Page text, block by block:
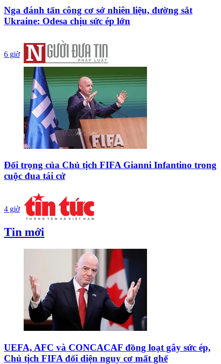
Nga đánh tấn công cơ sở nhiên liệu, đường sắt
Ukraine: Odesa chịu sức ép lớn
6 giờ
Đối trọng của Chủ tịch FIFA Gianni Infantino trong
cuộc đua tái cử
4 giờ
Tin mới
UEFA, AFC và CONCACAF đồng loạt gây sức ép,
Chủ tịch FIFA đối diện nguy cơ mất ghế